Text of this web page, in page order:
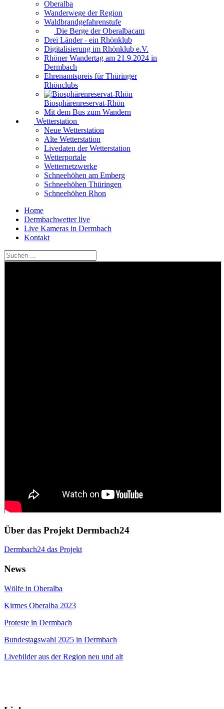
Oberalba
Wanderwege der Region
Waldbrandgefahrenstufe
Die Berge der Oberalbacam
Drei Länder - ein Rhönklub
Digitalisierung im Rhönklub e.V.
Rhöner Wandertag am 21.9.2024 in
Dermbach
Ehrenamtspreis für Thüringer
Rhönclubs
Biosphärenreservat-Rhön
Mit dem Bus zum Wandern
Wetterstation
Neue Wetterstation
Alte Wetterstation
Livedaten der Wetterstation
Wetterportale
Wetternetzwerke
Schneehöhen am Emberg
Schneehöhen Thüringen
Schneehöhen Rhon
Home
Dermbachwetter live
Live Kameras in Dermbach
Kontakt
Über das Projekt Dermbach24
Dermbach24 das Projekt
News
Wölfe in Oberalba
Kirmes Oberalba 2023
Proteste in Dermbach
Bundestagswahl 2025 in Dermbach
Livebilder aus der Region neu und alt